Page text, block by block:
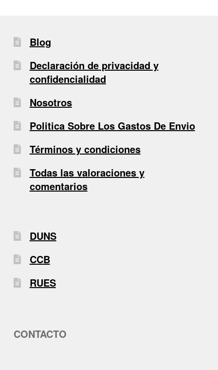
Blog
Declaración de privacidad y
confidencialidad
Nosotros
Politica Sobre Los Gastos De Envio
Términos y condiciones
Todas las valoraciones y
comentarios
DUNS
CCB
RUES
CONTACTO